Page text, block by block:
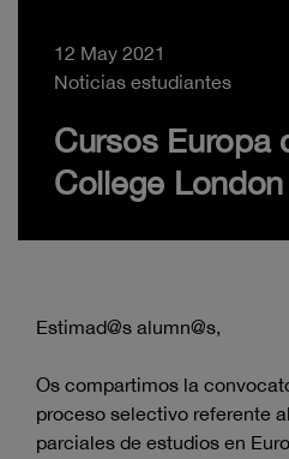
12 May 2021
Noticias estudiantes
Cursos Europa
College London
Estimad@s alumn@s,
Os compartimos la
proceso selectivo referente
parciales de estudios en